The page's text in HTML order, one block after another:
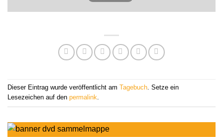
Dieser Eintrag wurde veröffentlicht am Tagebuch. Setze ein
Lesezeichen auf den permalink.